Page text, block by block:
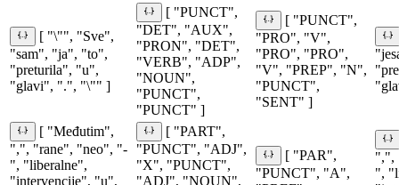
[ "\"", "Sve",
"sam", "ja", "to",
"preturila", "u",
"glavi", ".", "\"" ]
[ "PUNCT",
"DET", "AUX",
"PRON", "DET",
"VERB", "ADP",
"NOUN",
"PUNCT",
"PUNCT" ]
[ "PUNCT",
"PRO", "V",
"PRO", "PRO",
"V", "PREP", "N",
"PUNCT",
"SENT" ]
[ "Međutim",
",", "rane", "neo", "-
", "liberalne",
"intervencije", "u",
[ "PART",
"PUNCT", "ADJ",
"X", "PUNCT",
"ADJ", "NOUN",
[ "PAR",
"PUNCT", "A",
",",
",